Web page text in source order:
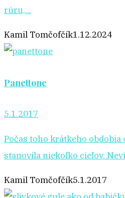
rúru,...
Kamil Tomčofčík1.12.2024
Panettone
5.1.2017
Počas toho krátkeho obdobia
stanovila niekoľko cieľov.
Kamil Tomčofčík5.1.2017